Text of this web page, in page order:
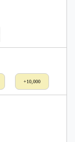
+10,000